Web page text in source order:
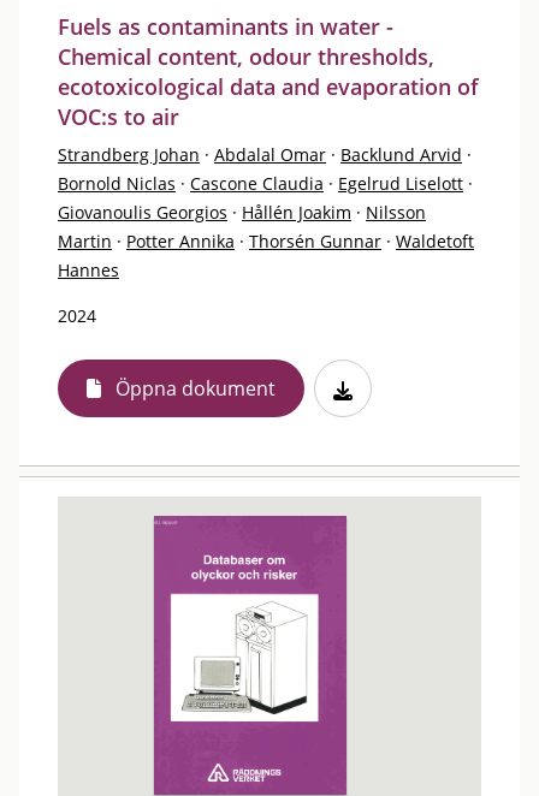
Fuels as contaminants in water -
Chemical content, odour thresholds,
ecotoxicological data and evaporation of
VOC:s to air
Strandberg Johan · Abdalal Omar · Backlund Arvid ·
Bornold Niclas · Cascone Claudia · Egelrud Liselott ·
Giovanoulis Georgios · Hållén Joakim · Nilsson
Martin · Potter Annika · Thorsén Gunnar · Waldetoft
Hannes
2024
Öppna dokument